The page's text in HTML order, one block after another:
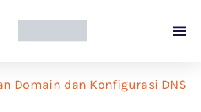
Domain dan Konfigurasi DNS